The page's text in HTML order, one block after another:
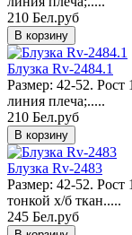
210 Бел.руб
Блузка Rv-2484.1
Размер: 42-52.
линия плеча;.....
210 Бел.руб
Блузка Rv-2483
Размер: 42-52. Рост
тонкой х/б ткан.....
245 Бел.руб